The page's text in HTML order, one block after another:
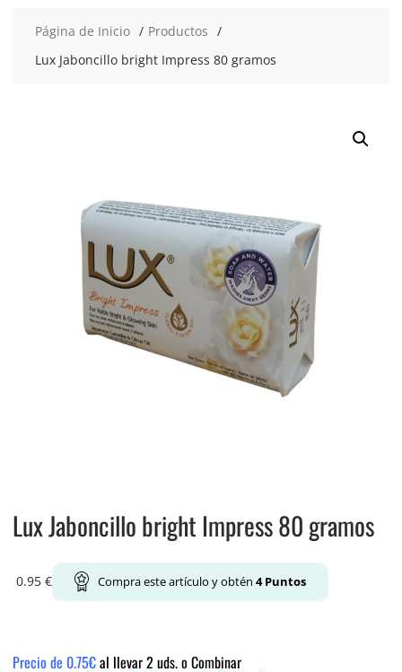
Página de Inicio
Productos
Lux Jaboncillo bright Impress 80 gramos
Lux Jaboncillo bright Impress 80 gramos
0.95 € Compra este artículo y obtén 4Puntos
Precio de 0.75€al llevar 2 uds. o Combinar